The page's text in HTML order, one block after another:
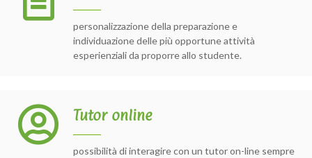
personalizzazione della preparazione e
individuazione delle più opportune attività
esperienziali da proporre allo studente.
Tutor online
possibilità di interagire con un tutor on-line sempre